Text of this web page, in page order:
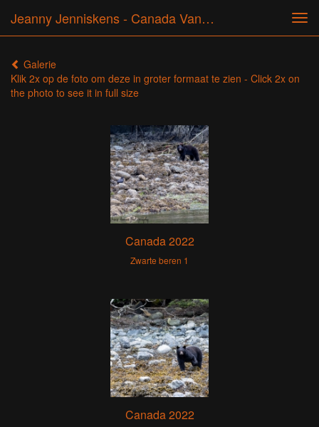
Jeanny Jenniskens - Canada Vancouver Island 2022
Galerie
Klik 2x op de foto om deze in groter formaat te zien - Click 2x on
the photo to see it in full size
Canada 2022
Zwarte beren 1
Canada 2022